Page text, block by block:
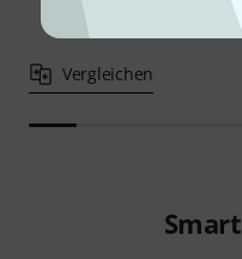
Vergleichen